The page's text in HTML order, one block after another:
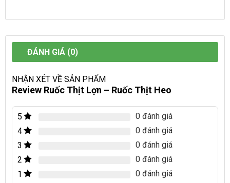
ĐÁNH GIÁ (0)
NHẬN XÉT VỀ SẢN PHẨM
Review Ruốc Thịt Lợn – Ruốc Thịt Heo
5
0 đánh giá
4
0 đánh giá
3
0 đánh giá
2
0 đánh giá
1
0 đánh giá